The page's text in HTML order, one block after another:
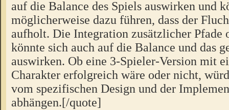
auf die Balance des Spiels auswirken und
möglicherweise dazu führen, dass der
aufholt. Die Integration zusätzlicher Pfade
könnte sich auch auf die Balance und das
auswirken. Ob eine 3-Spieler-Version mit
Charakter erfolgreich wäre oder nicht,
vom spezifischen Design und der
abhängen.[/quote]